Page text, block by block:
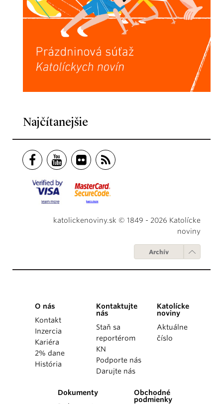
Najčítanejšie
katolickenoviny.sk © 1849 - 2026 Katolícke
noviny
Archív
O nás
Kontakt
Inzercia
Kariéra
2% dane
História
Kontaktujte
nás
Staň sa
reportérom
KN
Podporte nás
Darujte nás
Katolícke
noviny
Aktuálne
číslo
Dokumenty
Obchodné
podmienky